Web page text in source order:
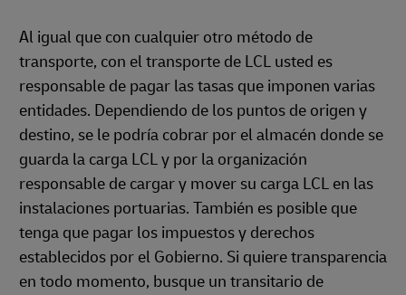
Al igual que con cualquier otro método de
transporte, con el transporte de LCL usted es
responsable de pagar las tasas que imponen varias
entidades. Dependiendo de los puntos de origen y
destino, se le podría cobrar por el almacén donde se
guarda la carga LCL y por la organización
responsable de cargar y mover su carga LCL en las
instalaciones portuarias. También es posible que
tenga que pagar los impuestos y derechos
establecidos por el Gobierno. Si quiere transparencia
en todo momento, busque un transitario de